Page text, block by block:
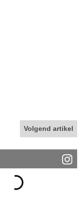
Volgend artikel